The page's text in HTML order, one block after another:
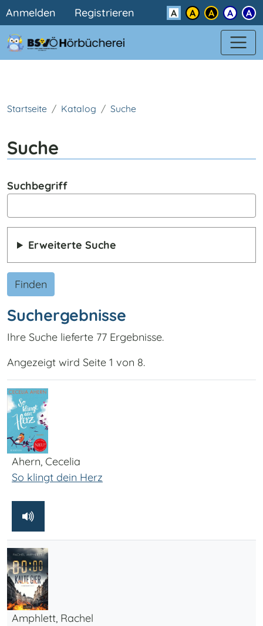
Direkt zum Inhalt
Benutzermenü
Anmelden Registrieren Kontrast
Startseite Katalog Suche
Suche
Suchbegriff
Erweiterte Suche
Finden
Suchergebnisse
Ihre Suche lieferte 77 Ergebnisse.
Angezeigt wird Seite 1 von 8.
Ahern, Cecelia
So klingt dein Herz
Amphlett, Rachel